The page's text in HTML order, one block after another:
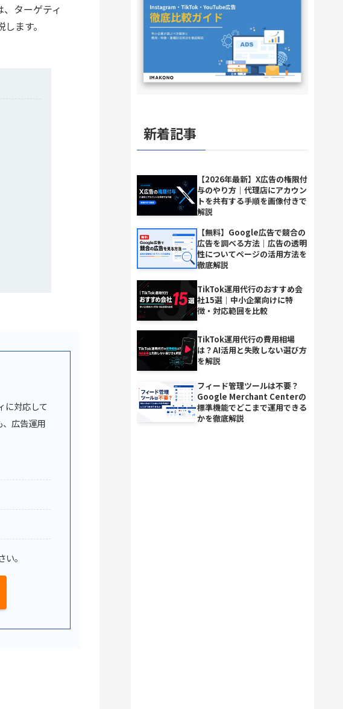
ターゲティ
ます。
に対応して
広告運用
。
新着記事
【2026年最新】X広告の権限付
与のやり方｜代理店にアカウン
トを共有する手順を画像付きで
解説
【無料】Google広告で競合の
広告を調べる方法｜広告の透明
性についてページの活用方法を
徹底解説
TikTok運用代行のおすすめ会
社15選｜中小企業向けに特
徴・対応範囲を比較
TikTok運用代行の費用相場
は？AI活用と失敗しない選び方
を解説
フィード管理ツールは不要？
Google Merchant Centerの
標準機能でどこまで運用できる
かを徹底解説